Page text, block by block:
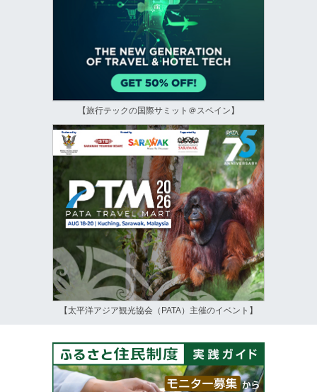
【旅行テックの国際サミット＠スペイン】
【太平洋アジア観光協会（PATA）主催のイベント】